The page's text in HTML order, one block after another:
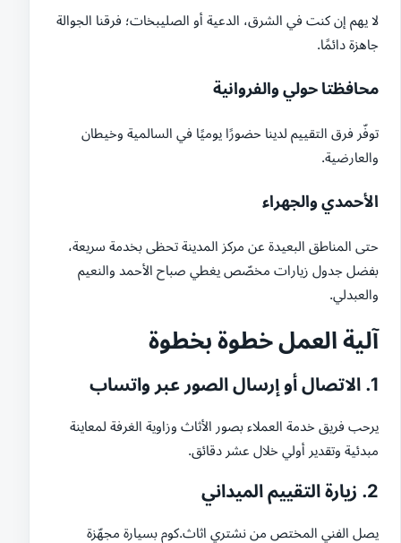
لا يهم إن كنت في الشرق، الدعية أو الصليبخات؛ فرقنا الجوالة
جاهزة دائمًا.
محافظتا حولي والفروانية
توفّر فرق التقييم لدينا حضورًا يوميًا في السالمية وخيطان
والعارضية.
الأحمدي والجهراء
حتى المناطق البعيدة عن مركز المدينة تحظى بخدمة سريعة،
بفضل جدول زيارات مخصّص يغطي صباح الأحمد والنعيم
والعبدلي.
آلية العمل خطوة بخطوة
1. الاتصال أو إرسال الصور عبر واتساب
يرحب فريق خدمة العملاء بصور الأثاث وزاوية الغرفة لمعاينة
مبدئية وتقدير أولي خلال عشر دقائق.
2. زيارة التقييم الميداني
يصل الفني المختص من نشتري اثاث.كوم بسيارة مجهّزة